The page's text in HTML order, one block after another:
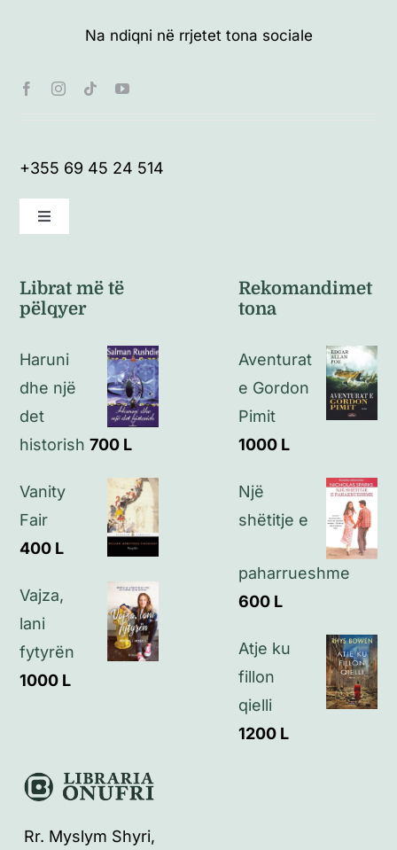
Na ndiqni në rrjetet tona sociale
+355 69 45 24 514
Toggle
Politikat e kthimeve
Politikat e privatësisë
Librat më të
pëlqyer
Haruni
dhe një
det
historish 700 L
Vanity
Fair
400 L
Vajza,
lani
fytyrën
1000 L
Rekomandimet
tona
Aventurat
e Gordon
Pimit
1000 L
Një
shëtitje e
paharrueshme
600 L
Atje ku
fillon
qielli
1200 L
Rr. Myslym Shyri,